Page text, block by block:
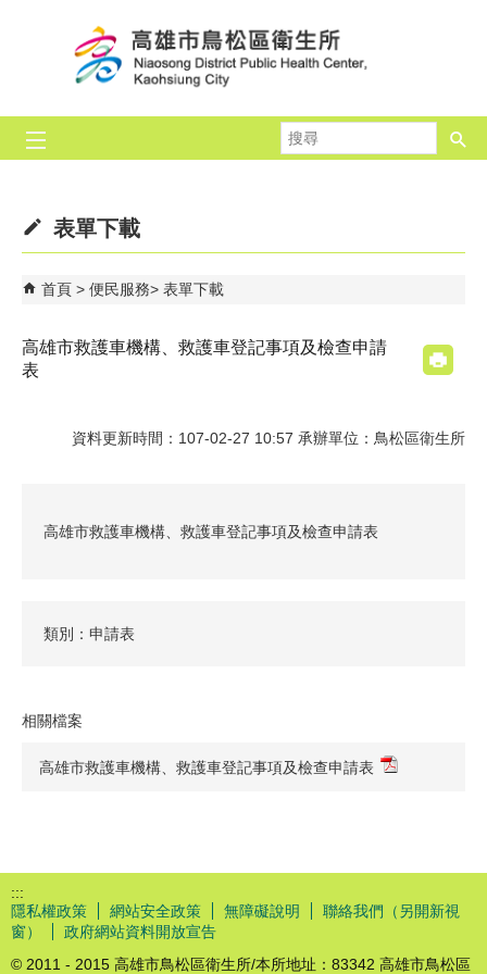
尋
表單下載
首頁 便民服務 表單下載
高雄市救護車機構、救護車登記事項及檢查申請
表
資料更新時間：107-02-27 10:57 承辦單位：鳥松區衛生所
高雄市救護車機構、救護車登記事項及檢查申請表
類別：申請表
相關檔案
高雄市救護車機構、救護車登記事項及檢查申請表
:::
隱私權政策
網站安全政策 無障礙說明
聯絡我們（另開新視
窗）
政府網站資料開放宣告
© 2011 - 2015 高雄市鳥松區衛生所/本所地址：83342 高雄市鳥松區